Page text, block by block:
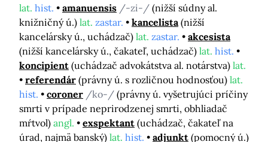
lat. hist. amanuensis /-zi-/ (nižší súdny al.
knižničný ú.) lat. zastar. kancelista (nižší
kancelársky ú., uchádzač) lat. zastar.
akcesista
(nižší kancelársky ú., čakateľ, uchádzač) lat. hist.
koncipient (uchádzač advokátstva al. notárstva) lat.
referendár (právny ú. s rozličnou hodnosťou) lat.
hist.
coroner /ko-/ (právny ú. vyšetrujúci príčiny
smrti v prípade neprirodzenej smrti, obhliadač
mŕtvol) angl. exspektant (uchádzač, čakateľ na
úrad, najmä banský) lat. hist. adjunkt (pomocný ú.)